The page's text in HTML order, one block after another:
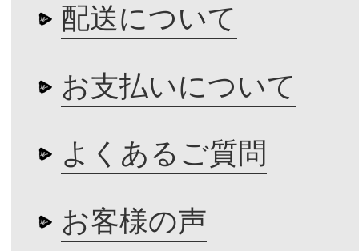
配送について
お支払いについて
よくあるご質問
お客様の声